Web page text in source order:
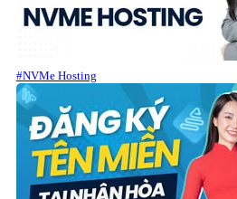
#NVMe Hosting